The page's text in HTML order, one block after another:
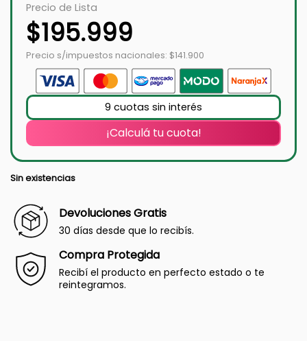
Precio de Lista
$195.999
Precio s/impuestos nacionales: $141.900
9 cuotas sin interés
¡Calculá tu cuota!
Sin existencias
Devoluciones Gratis
30 días desde que lo recibís.
Compra Protegida
Recibí el producto en perfecto estado o te
reintegramos.